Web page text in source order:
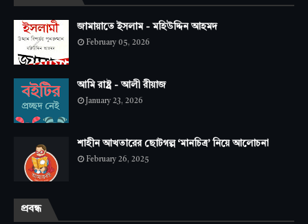
জামায়াতে ইসলাম - মহিউদ্দিন আহমদ
February 05, 2026
আমি রাষ্ট্র - আলী রীয়াজ
January 23, 2026
শাহীন আখতারের ছোটগল্প ‘মানচিত্র’ নিয়ে আলোচনা
February 26, 2025
প্রবন্ধ